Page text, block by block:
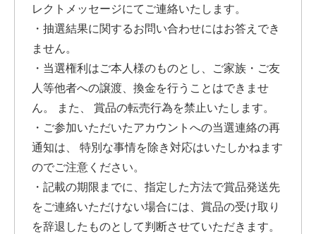
レクトメッセージにてご連絡いたします。
・抽選結果に関するお問い合わせにはお答えでき
ません。
・当選権利はご本人様のものとし、ご家族・ご友
人等他者への譲渡、換金を行うことはできませ
ん。 また、 賞品の転売行為を禁止いたします。
・ご参加いただいたアカウントへの当選連絡の再
通知は、 特別な事情を除き対応はいたしかねます
のでご注意ください。
・記載の期限までに、指定した方法で賞品発送先
をご連絡いただけない場合には、賞品の受け取り
を辞退したものとして判断させていただきます。